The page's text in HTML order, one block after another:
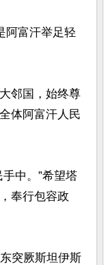
阿富汗举足轻
邻国，始终尊
体阿富汗人民
中。”希望塔
奉行包容政
突厥斯坦伊斯